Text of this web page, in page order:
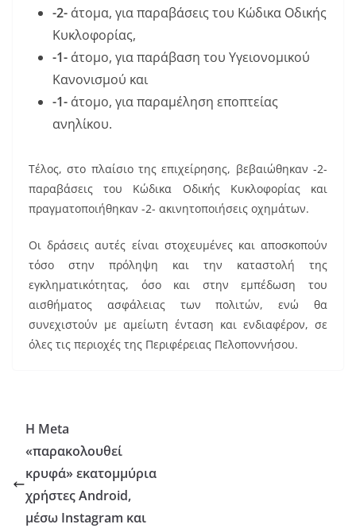
-2- άτομα, για παραβάσεις του Κώδικα Οδικής
Κυκλοφορίας,
-1- άτομο, για παράβαση του Υγειονομικού
Κανονισμού και
-1- άτομο, για παραμέληση εποπτείας
ανηλίκου.
Τέλος, στο πλαίσιο της επιχείρησης, βεβαιώθηκαν -2-
παραβάσεις του Κώδικα Οδικής Κυκλοφορίας και
πραγματοποιήθηκαν -2- ακινητοποιήσεις οχημάτων.
Οι δράσεις αυτές είναι στοχευμένες και αποσκοπούν
τόσο στην πρόληψη και την καταστολή της
εγκληματικότητας, όσο και στην εμπέδωση του
αισθήματος ασφάλειας των πολιτών, ενώ θα
συνεχιστούν με αμείωτη ένταση και ενδιαφέρον, σε
όλες τις περιοχές της Περιφέρειας Πελοποννήσου.
Η Meta
«παρακολουθεί
κρυφά» εκατομμύρια
χρήστες Android,
μέσω Instagram και